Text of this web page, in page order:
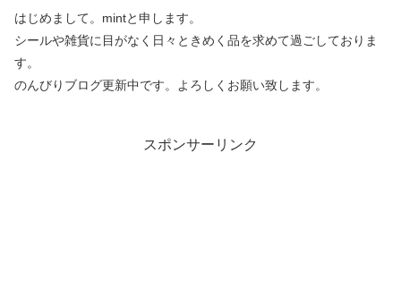
はじめまして。mintと申します。
シールや雑貨に目がなく日々ときめく品を求めて過ごしておりま
す。
のんびりブログ更新中です。よろしくお願い致します。
スポンサーリンク